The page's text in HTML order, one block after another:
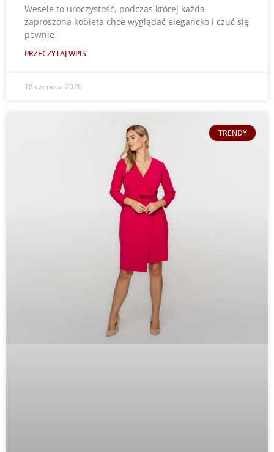
Wesele to uroczystość, podczas której każda
zaproszona kobieta chce wyglądać elegancko i czuć się
pewnie.
PRZECZYTAJ WPIS
18 czerwca 2026
TRENDY